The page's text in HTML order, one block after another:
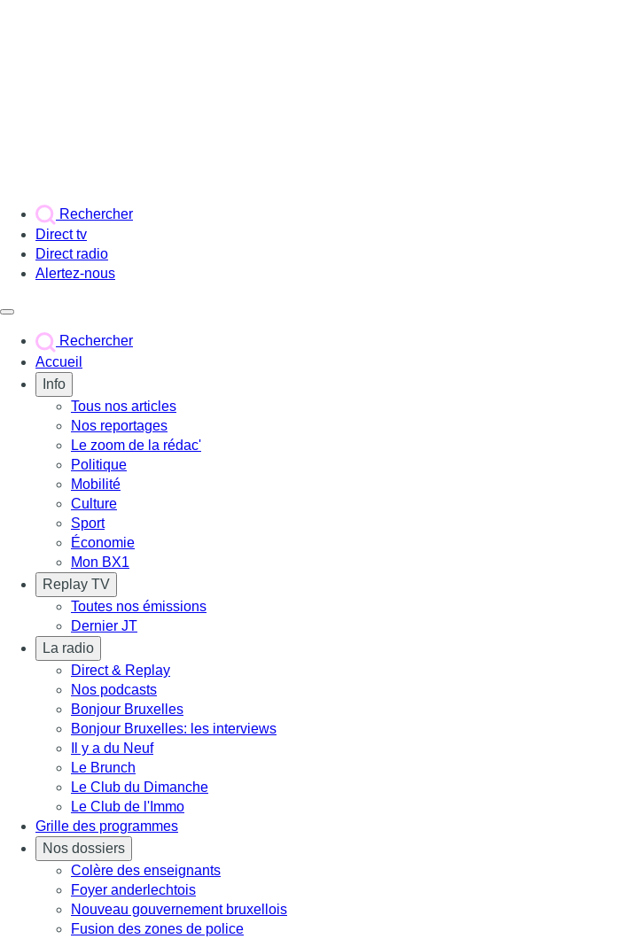
Rechercher
Direct tv
Direct radio
Alertez-nous
Rechercher
Accueil
Info
Tous nos articles
Nos reportages
Le zoom de la rédac'
Politique
Mobilité
Culture
Sport
Économie
Mon BX1
Replay TV
Toutes nos émissions
Dernier JT
La radio
Direct & Replay
Nos podcasts
Bonjour Bruxelles
Bonjour Bruxelles: les interviews
Il y a du Neuf
Le Brunch
Le Club du Dimanche
Le Club de l'Immo
Grille des programmes
Nos dossiers
Colère des enseignants
Foyer anderlechtois
Nouveau gouvernement bruxellois
Fusion des zones de police